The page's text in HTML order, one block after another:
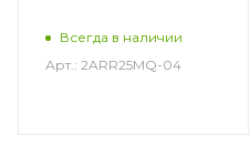
Всегда в наличии
Арт.: 2ARR25MQ-04